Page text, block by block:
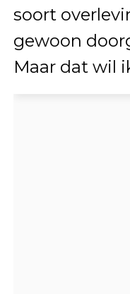
soort
gewoon
Maar dat wil